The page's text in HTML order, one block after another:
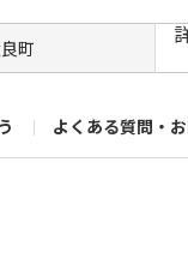
よくある質問・